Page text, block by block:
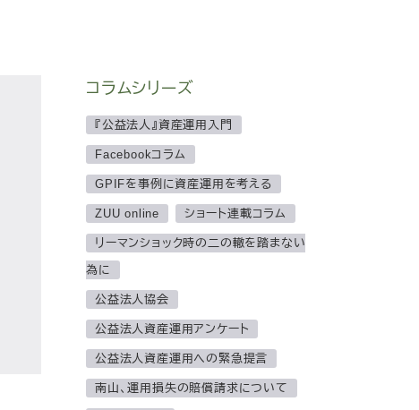
コラムシリーズ
『公益法人』資産運用入門
Facebookコラム
GPIFを事例に資産運用を考える
ZUU online ショート連載コラム
リーマンショック時の二の轍を踏まない
為に
公益法人協会
公益法人資産運用アンケート
公益法人資産運用への緊急提言
南山、運用損失の賠償請求について